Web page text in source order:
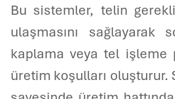
Bu sistemler, telin
ulaşmasını sağlayarak
kaplama veya tel işleme
üretim koşulları oluşturur.